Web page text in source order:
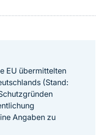
EU übermittelten
(Stand:
Angaben zu